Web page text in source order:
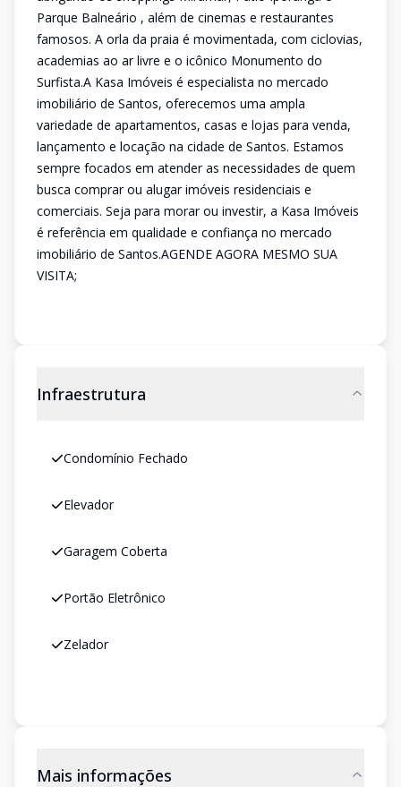
Parque Balneário , além de cinemas e restaurantes
famosos. A orla da praia é movimentada, com ciclovias,
academias ao ar livre e o icônico Monumento do
Surfista.A Kasa Imóveis é especialista no mercado
imobiliário de Santos, oferecemos uma ampla
variedade de apartamentos, casas e lojas para venda,
lançamento e locação na cidade de Santos. Estamos
sempre focados em atender as necessidades de quem
busca comprar ou alugar imóveis residenciais e
comerciais. Seja para morar ou investir, a Kasa Imóveis
é referência em qualidade e confiança no mercado
imobiliário de Santos.AGENDE AGORA MESMO SUA
VISITA;
Infraestrutura
Condomínio Fechado
Elevador
Garagem Coberta
Portão Eletrônico
Zelador
Mais informações